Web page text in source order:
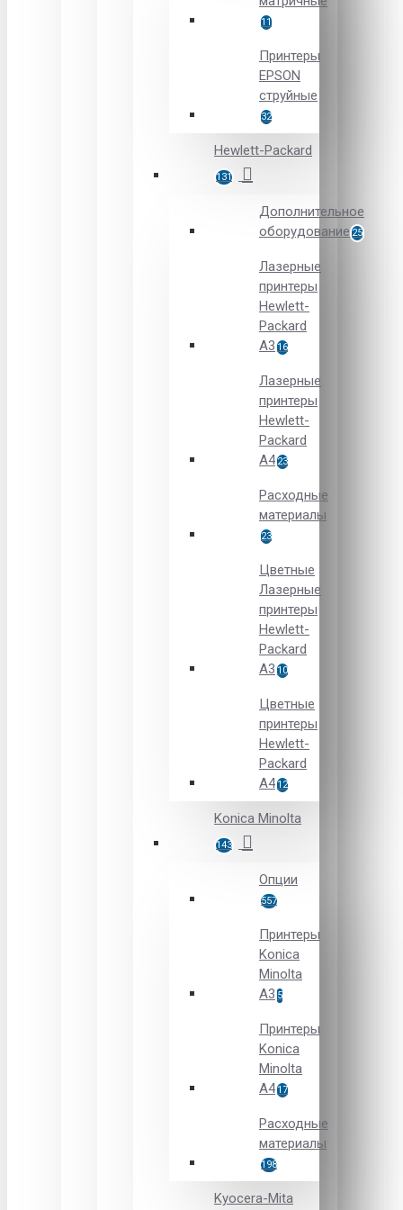
11
Принтеры
EPSON
струйные
32
Hewlett-Packard
131
Дополнительное
оборудование 25
Лазерные
принтеры
Hewlett-
Packard
A3 16
Лазерные
принтеры
Hewlett-
Packard
A423
Расходные
материалы
23
Цветные
Лазерные
принтеры
Hewlett-
Packard
A3 10
Цветные
принтеры
Hewlett-
Packard
А412
Konica Minolta
143
Опции
557
Принтеры
Konica
Minolta
A3 5
Принтеры
Konica
Minolta
A417
Расходные
материалы
198
Kyocera-Mita